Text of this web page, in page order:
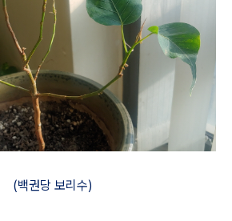
(백권당 보리수)